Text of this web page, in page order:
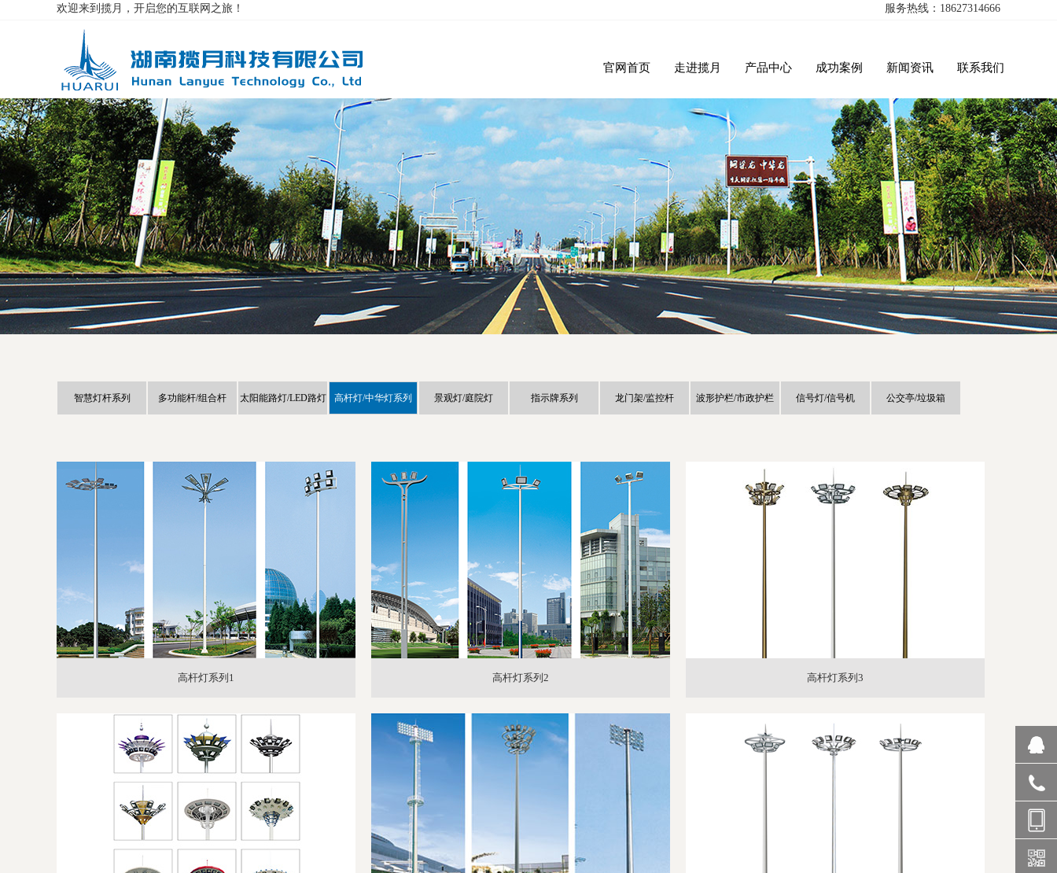
欢迎来到揽月，开启您的互联网之旅！ 服务热线： 18627314666
官网首页 走进揽月 产品中心 成功案例 新闻资讯 联系我们
智慧灯杆系列 多功能杆/组合杆 太阳能路灯/LED路灯 高杆灯/中华灯系列 景观灯/庭院灯 指示牌系列 龙门架/监控杆 波形护栏/市政护栏 信号灯/信号机 公交亭/垃圾箱
高杆灯系列1 高杆灯系列2 高杆灯系列3